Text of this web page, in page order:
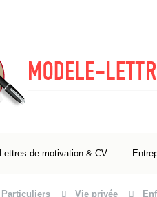
Lettres de motivation & CV
Particuliers Vie privée